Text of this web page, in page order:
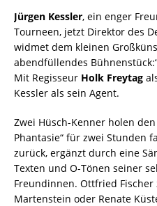
Jürgen Kessler, ein enger
Tourneen, jetzt Direktor des
widmet dem kleinen
abendfüllendes
Mit Regisseur Holk Freytag
Kessler als sein Agent.
Zwei Hüsch-Kenner holen
Phantasie“ für zwei Stunden
zurück, ergänzt durch eine
Texten und O-Tönen seiner
Freundinnen. Ottfried Fischer
Martenstein oder Renate